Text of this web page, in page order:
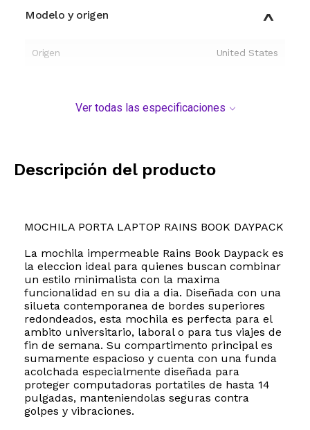
Modelo y origen
Origen United States
Ver todas las especificaciones
Descripción del producto
MOCHILA PORTA LAPTOP RAINS BOOK DAYPACK
La mochila impermeable Rains Book Daypack es
la eleccion ideal para quienes buscan combinar
un estilo minimalista con la maxima
funcionalidad en su dia a dia. Diseñada con una
silueta contemporanea de bordes superiores
redondeados, esta mochila es perfecta para el
ambito universitario, laboral o para tus viajes de
fin de semana. Su compartimento principal es
sumamente espacioso y cuenta con una funda
acolchada especialmente diseñada para
proteger computadoras portatiles de hasta 14
pulgadas, manteniendolas seguras contra
golpes y vibraciones.